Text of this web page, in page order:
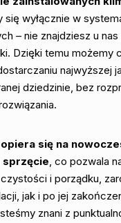
się wyłącznie w
– nie znajdziesz u nas
Dzięki temu możemy
najwyższej
dziedzinie, bez
się na
sprzęcie, co pozwala
i porządku,
jak i po jej
znani z